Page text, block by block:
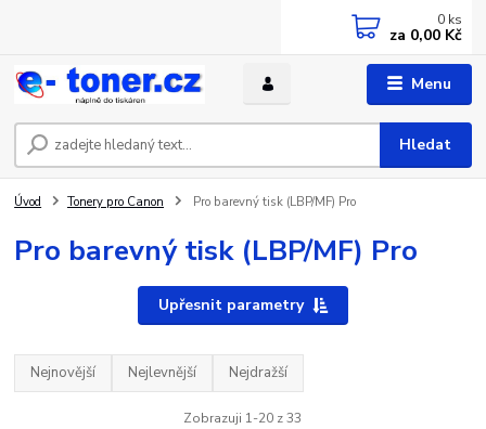
Menu
Hledat
0 ks
za 0,00 Kč
Úvod Tonery pro Canon Pro barevný tisk (LBP/MF) Pro
Pro barevný tisk (LBP/MF) Pro
Upřesnit parametry
Nejnovější Nejlevnější Nejdražší
Zobrazuji 1-20 z 33